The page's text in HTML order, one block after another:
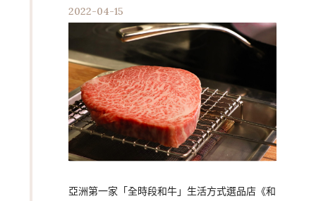
2022-04-15
亞洲第一家「全時段和牛」生活方式選品店《和